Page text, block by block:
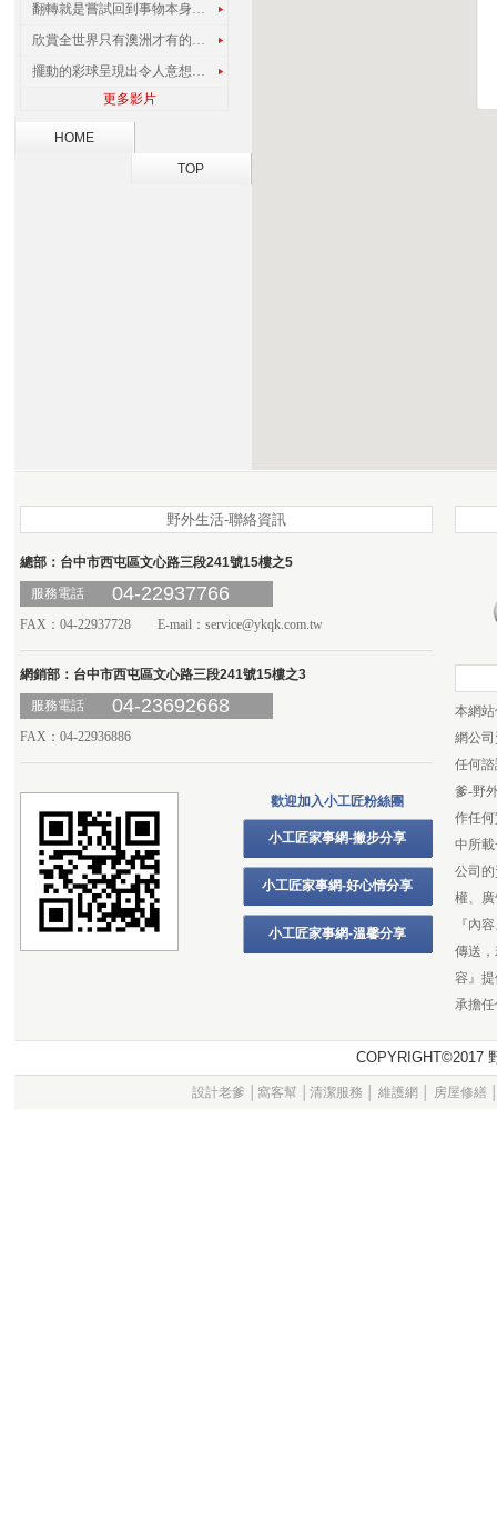
翻轉就是嘗試回到事物本身應該有的樣子 | 王政忠 | TEDxNCCUED
欣賞全世界只有澳洲才有的孔雀蜘蛛
擺動的彩球呈現出令人意想不到的視覺效果
更多影片
HOME
TOP
野外生活-聯絡資訊
總部：台中市西屯區文心路三段241號15樓之5
服務電話
04-22937766
FAX：04-22937728 E-mail： service@ykqk.com.tw
網銷部：台中市西屯區文心路三段241號15樓之3
服務電話
04-23692668
FAX：04-22936886
歡迎加入小工匠粉絲團
小工匠家事網-撇步分享
小工匠家事網-好心情分享
小工匠家事網-溫馨分享
本網
網公
任何
爹-野
作任
中所
公司
權、
『內
傳送
容』
承擔
設計老爹 窩客幫 清潔服務 維護網 房屋修繕